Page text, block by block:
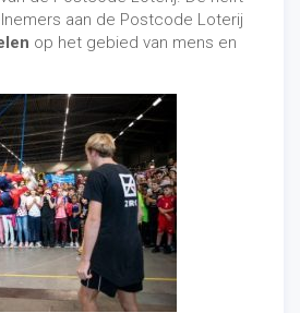
aan de Postcode Loterij
op het gebied van mens en